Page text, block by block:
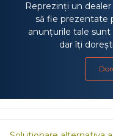
Reprezinți un
să fie prezentate
anunțurile tale
dar îți